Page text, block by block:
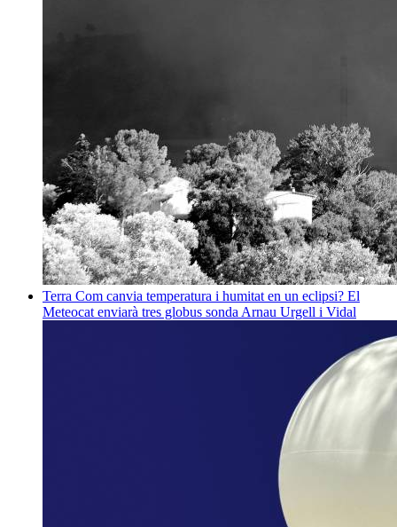
Terra Com canvia temperatura i humitat en un eclipsi? El
Meteocat enviarà tres globus sonda Arnau Urgell i Vidal